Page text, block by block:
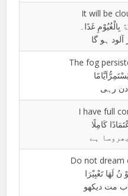
It will be
غَدًا۔
ہو گا
The fog
دن رہی
I have full
کَامِلًا
ہے
Do not dream
نُ لَھَا تَعْبِیْرَا
مت دیکھو